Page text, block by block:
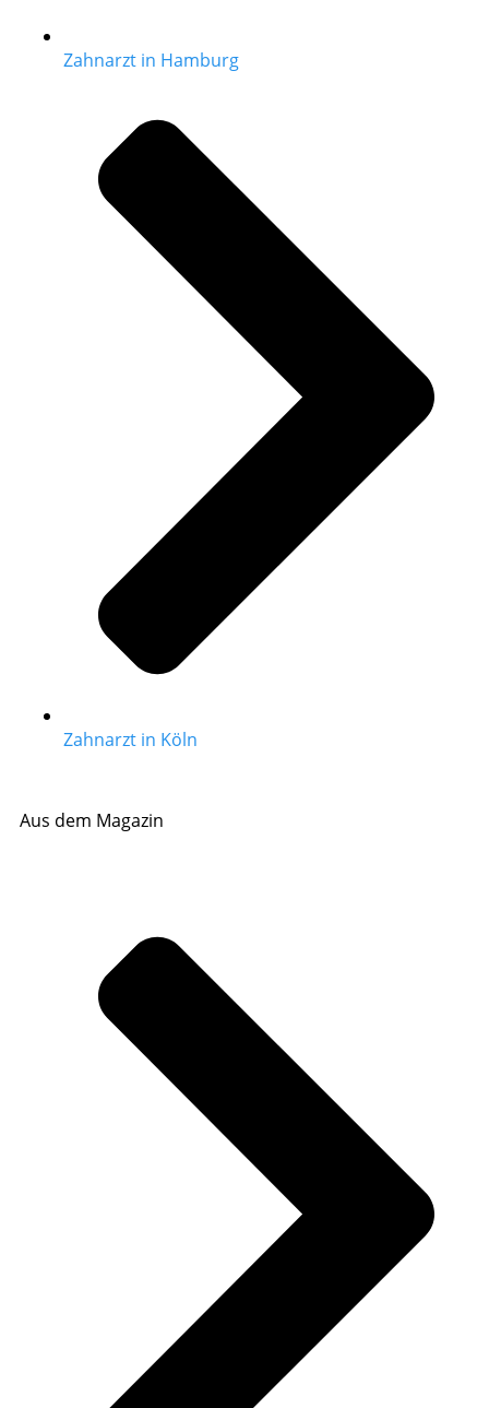
Zahnarzt in Hamburg
Zahnarzt in Köln
Aus dem Magazin